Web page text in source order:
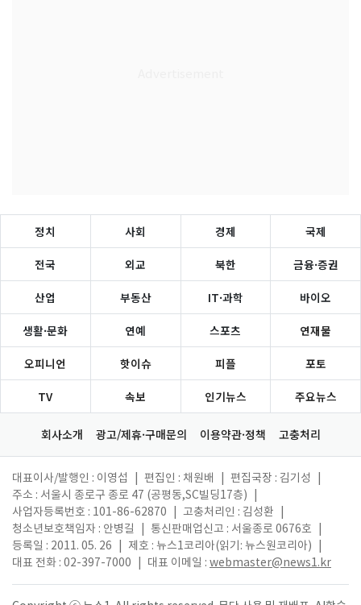
정치 사회 경제 국제
전국 외교 북한 금융·증권
산업 부동산 IT·과학 바이오
생활·문화 연예 스포츠 연재물
오피니언 핫이슈 피플 포토
TV 속보 인기뉴스 주요뉴스
회사소개 광고/제휴·구매문의 이용약관·정책 고충처리
대표이사/발행인 : 이영섭 편집인 : 채원배 편집국장 : 김기성
주소 : 서울시 종로구 종로 47 (공평동,SC빌딩17층)
사업자등록번호 : 101-86-62870
고충처리인 : 김성환
청소년보호책임자 : 안병길
통신판매업신고 : 서울종로 0676호
등록일 : 2011. 05. 26
제호 : 뉴스1코리아(읽기: 뉴스원코리아)
대표 전화 : 02-397-7000
대표 이메일 : webmaster@news1.kr